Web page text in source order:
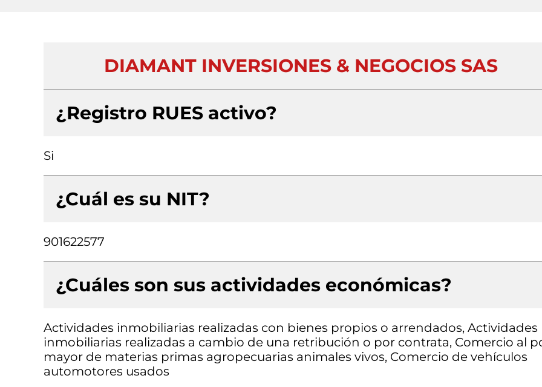
DIAMANT INVERSIONES & NEGOCIOS SAS
¿Registro RUES activo?
Si
¿Cuál es su NIT?
901622577
¿Cuáles son sus actividades económicas?
Actividades inmobiliarias realizadas con bienes propios o arrendados, Actividades
inmobiliarias realizadas a cambio de una retribución o por contrata, Comercio al
mayor de materias primas agropecuarias animales vivos, Comercio de vehículos
automotores usados